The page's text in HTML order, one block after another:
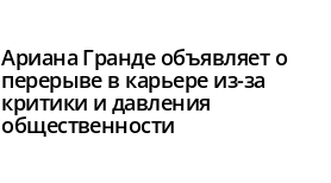
Ариана Гранде объявляет о
перерыве в карьере из-за
критики и давления
общественности